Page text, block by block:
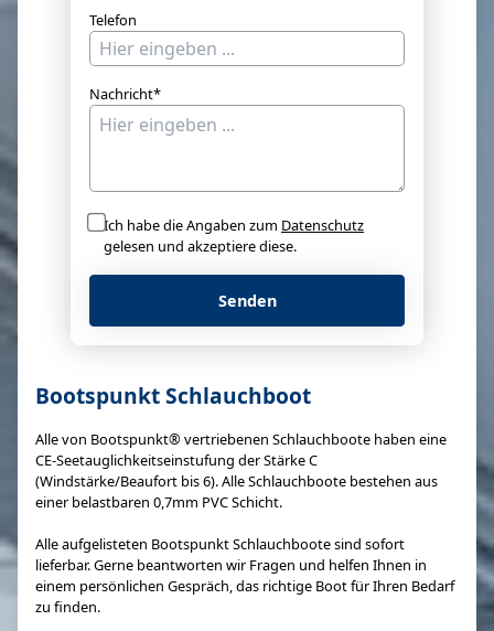
Telefon
Nachricht*
Ich habe die Angaben zum Datenschutz
gelesen und akzeptiere diese.
Senden
Bootspunkt Schlauchboot
Alle von Bootspunkt® vertriebenen Schlauchboote haben eine
CE-Seetauglichkeitseinstufung der Stärke C
(Windstärke/Beaufort bis 6). Alle Schlauchboote bestehen aus
einer belastbaren 0,7mm PVC Schicht.
Alle aufgelisteten Bootspunkt Schlauchboote sind sofort
lieferbar. Gerne beantworten wir Fragen und helfen Ihnen in
einem persönlichen Gespräch, das richtige Boot für Ihren Bedarf
zu finden.